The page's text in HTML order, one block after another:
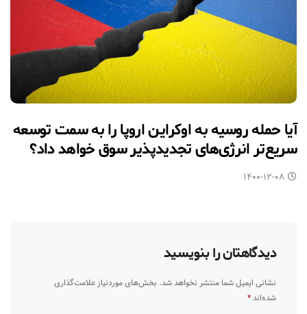
آیا حمله روسیه به اوکراین اروپا را به سمت توسعه
سریع‌تر انرژی‌های تجدیدپذیر سوق خواهد داد؟
۱۴۰۰-۱۲-۰۸
دیدگاهتان را بنویسید
نشانی ایمیل شما منتشر نخواهد شد. بخش‌های موردنیاز علامت‌گذاری
شده‌اند*